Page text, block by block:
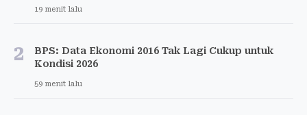
19 menit lalu
2
BPS: Data Ekonomi 2016 Tak Lagi Cukup untuk
Kondisi 2026
59 menit lalu